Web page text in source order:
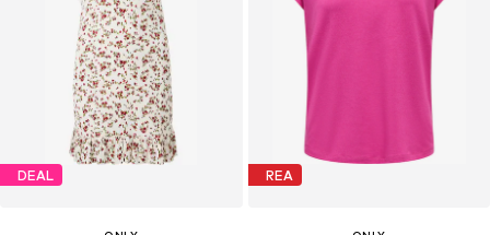
DEAL REA